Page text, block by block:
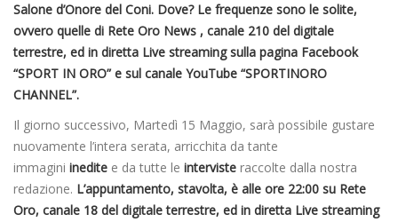
Salone d’Onore del Coni. Dove? Le frequenze sono le solite,
ovvero quelle di Rete Oro News , canale 210 del digitale
terrestre, ed in diretta Live streaming sulla pagina Facebook
“SPORT IN ORO” e sul canale YouTube “SPORTINORO
CHANNEL”.
Il giorno successivo, Martedì 15 Maggio, sarà possibile gustare
nuovamente l’intera serata, arricchita da tante
immagini inedite e da tutte le interviste raccolte dalla nostra
redazione. L’appuntamento, stavolta, è alle ore 22:00 su Rete
Oro, canale 18 del digitale terrestre, ed in diretta Live streaming